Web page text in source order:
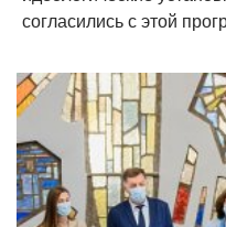
согласились с этой